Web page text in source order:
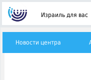
Израиль для вас
Новости центра